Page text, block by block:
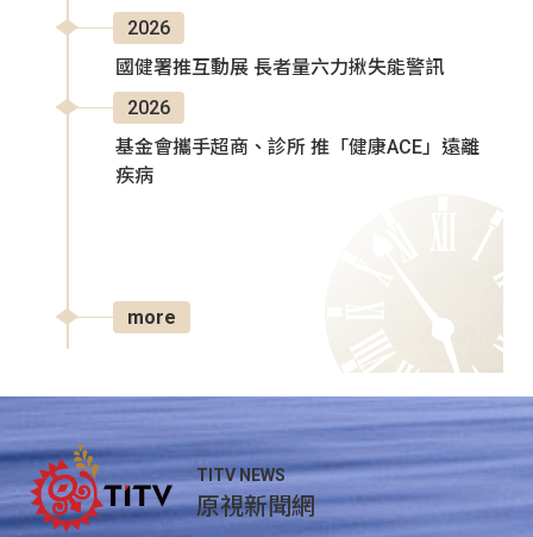
2026
國健署推互動展 長者量六力揪失能警訊
2026
基金會攜手超商、診所 推「健康ACE」遠離
疾病
more
TITV NEWS
原視新聞網